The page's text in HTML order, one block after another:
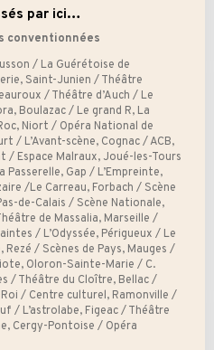
par ici…
conventionnées
/ La Guérétoise de
Saint-Junien / Théâtre
/ Théâtre d’Auch / Le
Boulazac / Le grand R, La
Niort / Opéra National de
/ L’Avant-scène, Cognac / ACB,
/ Espace Malraux, Joué-les-Tours
Passerelle, Gap / L’Empreinte,
/Le Carreau, Forbach / Scène
de-Calais / Scène Nationale,
de Massalia, Marseille /
/ L’Odyssée, Périgueux / Le
/ Scènes de Pays, Mauges /
Oloron-Sainte-Marie / C.
/ Théâtre du Cloître, Bellac /
/ Centre culturel, Ramonville /
/ L’astrolabe, Figeac / Théâtre
Cergy-Pontoise / Opéra